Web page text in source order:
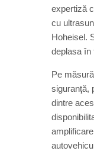
expertiză
cu
Hoheisel.
deplasa în
Pe
siguranţă,
dintre